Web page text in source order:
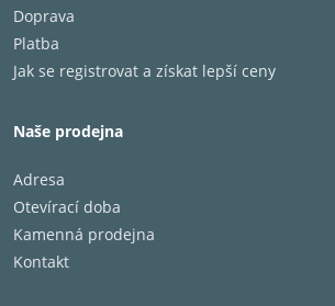
Doprava
Platba
Jak se registrovat a získat lepší ceny
Naše prodejna
Adresa
Otevírací doba
Kamenná prodejna
Kontakt